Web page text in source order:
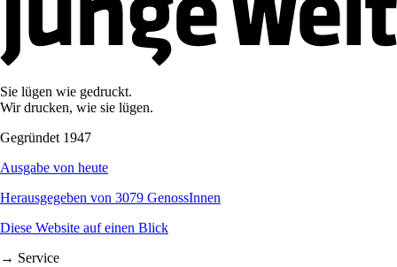
Sie lügen wie gedruckt.
Wir drucken, wie sie lügen.
Gegründet 1947
Ausgabe von heute
Herausgegeben von 3079 GenossInnen
Diese Website auf einen Blick
→ Service